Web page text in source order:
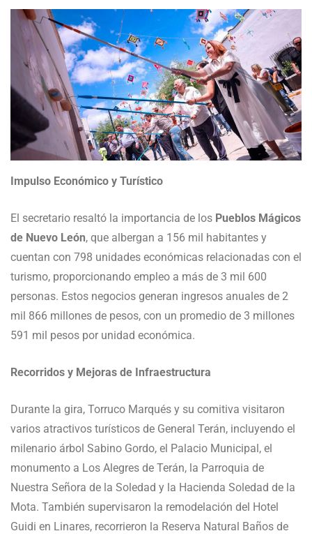
Impulso Económico y Turístico
El secretario resaltó la importancia de los Pueblos Mágicos
de Nuevo León, que albergan a 156 mil habitantes y
cuentan con 798 unidades económicas relacionadas con el
turismo, proporcionando empleo a más de 3 mil 600
personas. Estos negocios generan ingresos anuales de 2
mil 866 millones de pesos, con un promedio de 3 millones
591 mil pesos por unidad económica.
Recorridos y Mejoras de Infraestructura
Durante la gira, Torruco Marqués y su comitiva visitaron
varios atractivos turísticos de General Terán, incluyendo el
milenario árbol Sabino Gordo, el Palacio Municipal, el
monumento a Los Alegres de Terán, la Parroquia de
Nuestra Señora de la Soledad y la Hacienda Soledad de la
Mota. También supervisaron la remodelación del Hotel
Guidi en Linares, recorrieron la Reserva Natural Baños de